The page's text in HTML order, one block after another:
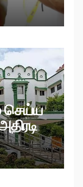
செய்ய